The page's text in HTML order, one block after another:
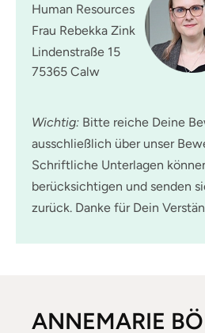
Human Resources
Frau Rebekka Zink
Lindenstraße 15
75365 Calw
Wichtig: Bitte reiche Deine
ausschließlich über unser
Schriftliche Unterlagen
berücksichtigen und senden
zurück. Danke für Dein
ANNEMARIE